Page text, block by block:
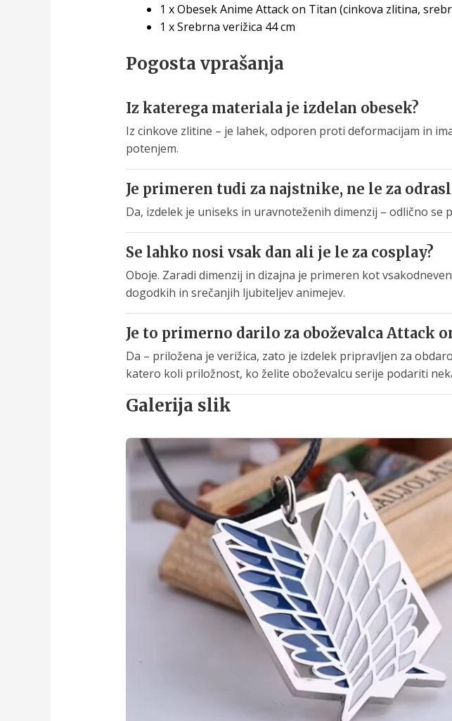
1 x Obesek Anime Attack on Titan (cinkova zlitina,
1 x Srebrna verižica 44 cm
Pogosta vprašanja
Iz katerega materiala je izdelan obesek?
Iz cinkove zlitine – je lahek, odporen proti deformacijam in
potenjem.
Je primeren tudi za najstnike, ne le za
Da, izdelek je uniseks in uravnoteženih dimenzij – odlično
Se lahko nosi vsak dan ali je le za cosplay?
Oboje. Zaradi dimenzij in dizajna je primeren kot
dogodkih in srečanjih ljubiteljev animejev.
Je to primerno darilo za oboževalca Attack
Da – priložena je verižica, zato je izdelek pripravljen za
katero koli priložnost, ko želite oboževalcu serije podariti
Galerija slik